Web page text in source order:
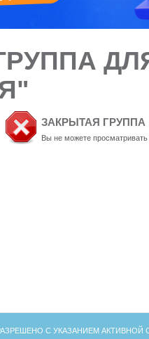
ЗАКРЫТАЯ ГРУППА
Вы не можете просматривать
С УКАЗАНИЕМ АКТИВНОЙ